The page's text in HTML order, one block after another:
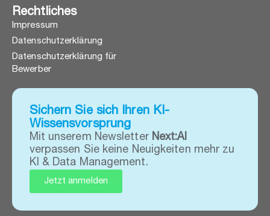
Rechtliches
Impressum
Datenschutzerklärung
Datenschutzerklärung für
Bewerber
Sichern Sie sich Ihren KI-
Wissensvorsprung
Mit unserem Newsletter Next:AI
verpassen Sie keine Neuigkeiten mehr zu
KI & Data Management.
Jetzt anmelden